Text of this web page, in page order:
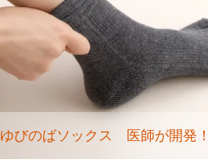
ゆびのばソックス 医師が開発